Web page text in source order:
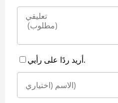
أريد ردًا على رأيي.